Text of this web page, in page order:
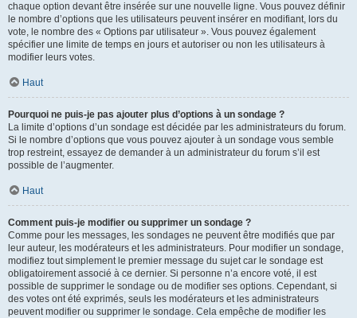
chaque option devant être insérée sur une nouvelle ligne. Vous pouvez définir
le nombre d’options que les utilisateurs peuvent insérer en modifiant, lors du
vote, le nombre des « Options par utilisateur ». Vous pouvez également
spécifier une limite de temps en jours et autoriser ou non les utilisateurs à
modifier leurs votes.
Haut
Pourquoi ne puis-je pas ajouter plus d’options à un sondage ?
La limite d’options d’un sondage est décidée par les administrateurs du forum.
Si le nombre d’options que vous pouvez ajouter à un sondage vous semble
trop restreint, essayez de demander à un administrateur du forum s’il est
possible de l’augmenter.
Haut
Comment puis-je modifier ou supprimer un sondage ?
Comme pour les messages, les sondages ne peuvent être modifiés que par
leur auteur, les modérateurs et les administrateurs. Pour modifier un sondage,
modifiez tout simplement le premier message du sujet car le sondage est
obligatoirement associé à ce dernier. Si personne n’a encore voté, il est
possible de supprimer le sondage ou de modifier ses options. Cependant, si
des votes ont été exprimés, seuls les modérateurs et les administrateurs
peuvent modifier ou supprimer le sondage. Cela empêche de modifier les